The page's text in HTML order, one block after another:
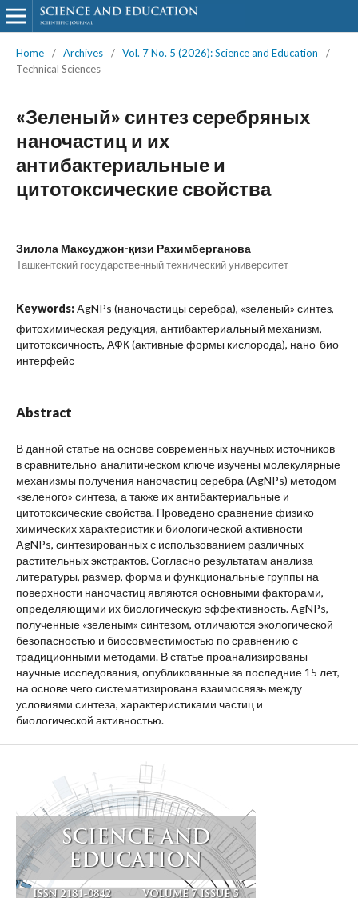
Home / Archives / Vol. 7 No. 5 (2026): Science and Education
/
Technical Sciences
«Зеленый» синтез серебряных
наночастиц и их
антибактериальные и
цитотоксические свойства
Зилола Максуджон-қизи Рахимберганова
Ташкентский государственный технический университет
Keywords:AgNPs (наночастицы серебра), «зеленый» синтез,
фитохимическая редукция, антибактериальный механизм,
цитотоксичность, АФК (активные формы кислорода), нано-био
интерфейс
Abstract
В данной статье на основе современных научных источников
в сравнительно-аналитическом ключе изучены молекулярные
механизмы получения наночастиц серебра (AgNPs) методом
«зеленого» синтеза, а также их антибактериальные и
цитотоксические свойства. Проведено сравнение физико-
химических характеристик и биологической активности
AgNPs, синтезированных с использованием различных
растительных экстрактов. Согласно результатам анализа
литературы, размер, форма и функциональные группы на
поверхности наночастиц являются основными факторами,
определяющими их биологическую эффективность. AgNPs,
полученные «зеленым» синтезом, отличаются экологической
безопасностью и биосовместимостью по сравнению с
традиционными методами. В статье проанализированы
научные исследования, опубликованные за последние 15 лет,
на основе чего систематизирована взаимосвязь между
условиями синтеза, характеристиками частиц и
биологической активностью.